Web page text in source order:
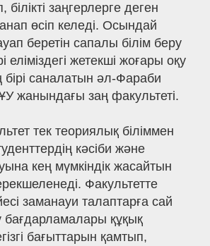
заңгерлерге деген
өсіп келеді. Осындай
беретін сапалы білім беру
еліміздегі жетекші жоғары оқу
саналатын әл-Фараби
жанындағы заң факультеті.
тек теориялық біліммен
кәсіби және
кең мүмкіндік жасайтын
Факультетте
заманауи талаптарға сай
бағдарламалары құқық
бағыттарын қамтып,